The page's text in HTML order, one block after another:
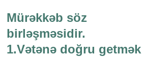
Mürəkkəb söz
birləşməsidir.
1.Vətənə doğru getmək